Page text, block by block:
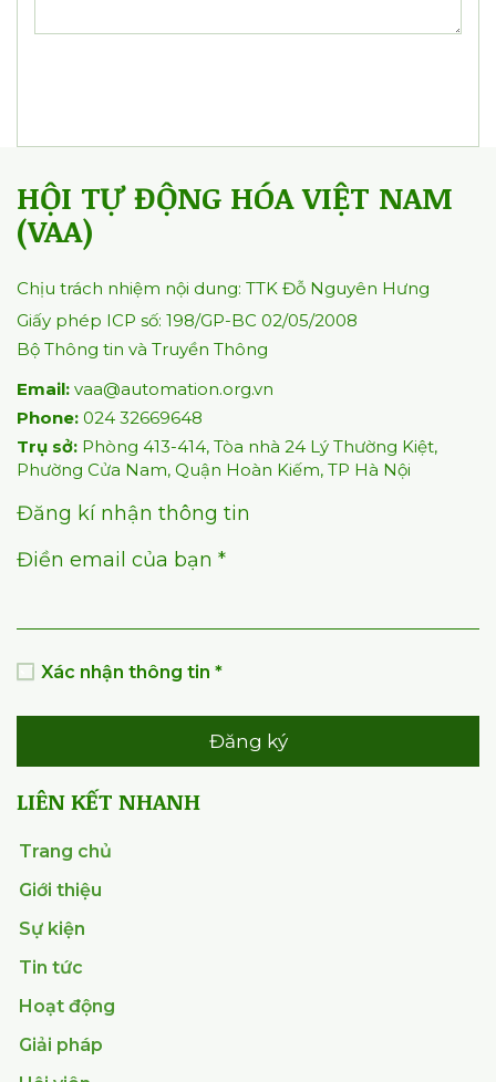
HỘI TỰ ĐỘNG HÓA VIỆT NAM
(VAA)
Chịu trách nhiệm nội dung: TTK Đỗ Nguyên Hưng
Giấy phép ICP số: 198/GP-BC 02/05/2008
Bộ Thông tin và Truyền Thông
Email: vaa@automation.org.vn
Phone: 024 32669648
Trụ sở: Phòng 413-414, Tòa nhà 24 Lý Thường Kiệt,
Phường Cửa Nam, Quận Hoàn Kiếm, TP Hà Nội
Đăng kí nhận thông tin
Điền email của bạn *
Xác nhận thông tin *
Đăng ký
LIÊN KẾT NHANH
Trang chủ
Giới thiệu
Sự kiện
Tin tức
Hoạt động
Giải pháp